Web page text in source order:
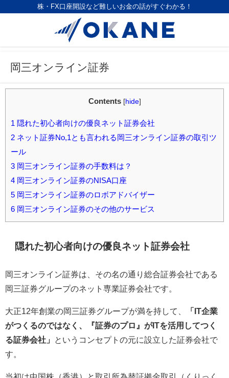
株・FX口座開設など難しいお金の話がすぐわかる！
岡三オンライン証券
Contents [hide]
1 隠れた初心者向けの優良ネット証券会社
2 ネット証券No,1とも言われる岡三オンライン証券の取引ツ
ール
3 岡三オンライン証券の手数料は？
4 岡三オンライン証券のNISA口座
5 岡三オンライン証券のロボアドバイザー
6 岡三オンライン証券のその他のサービス
隠れた初心者向けの優良ネット証券会社
岡三オンライン証券は、その名の通り総合証券会社である
岡三証券グループのネット専業証券会社です。
大正12年創業の岡三証券グループが満を持して、
「IT企業
がつくるのではなく、『証券のプロ』がITを活用してつく
る証券会社」
というコンセプトの元に設立した証券会社で
す。